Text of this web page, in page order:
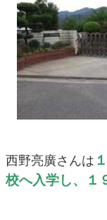
西野亮廣さんは
校へ入学し、１